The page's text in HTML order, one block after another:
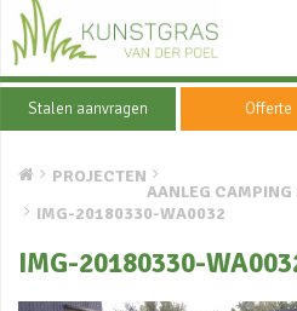
Stalen aanvragen Offerte
PROJECTEN
AANLEG CAMPING
IMG-20180330-WA0032
IMG-20180330-